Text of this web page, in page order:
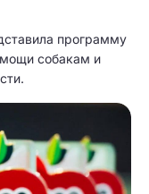
программу
собакам и